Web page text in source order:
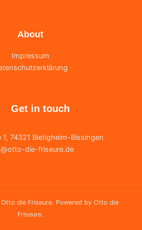
About
Impressum
Get in touch
1, 74321 Bietigheim-Bissingen
die-friseure.de
die Friseure. Powered by Otto die
Friseure.